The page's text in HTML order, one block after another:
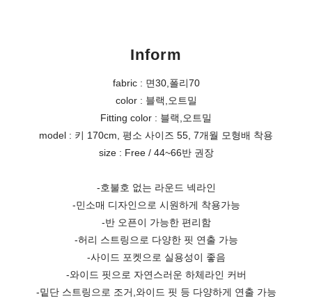
Inform
fabric : 면30,폴리70
color : 블랙,오트밀
Fitting color : 블랙,오트밀
model : 키 170cm, 평소 사이즈 55, 7개월 모형배 착용
size : Free / 44~66반 권장
-호불호 없는 라운드 넥라인
-민소매 디자인으로 시원하게 착용가능
-반 오픈이 가능한 편리함
-허리 스트링으로 다양한 핏 연출 가능
-사이드 포켓으로 실용성이 좋음
-와이드 핏으로 자연스러운 하체라인 커버
-밑단 스트링으로 조거,와이드 핏 등 다양하게 연출 가능